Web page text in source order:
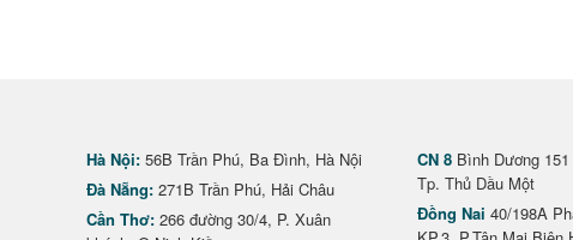
Hà Nội: 56B Trần Phú, Ba Đình, Hà Nội
Đà Nẵng: 271B Trần Phú, Hải Châu
Cần Thơ: 266 đường 30/4, P. Xuân
CN 8 Bình Dương
Tp. Thủ Dầu Một
Đồng Nai 40/198A